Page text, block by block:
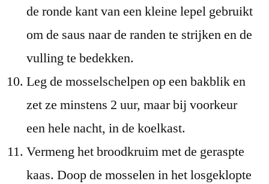
de ronde kant van een kleine lepel gebruikt
om de saus naar de randen te strijken en de
vulling te bedekken.
Leg de mosselschelpen op een bakblik en
zet ze minstens 2 uur, maar bij voorkeur
een hele nacht, in de koelkast.
Vermeng het broodkruim met de geraspte
kaas. Doop de mosselen in het losgeklopte